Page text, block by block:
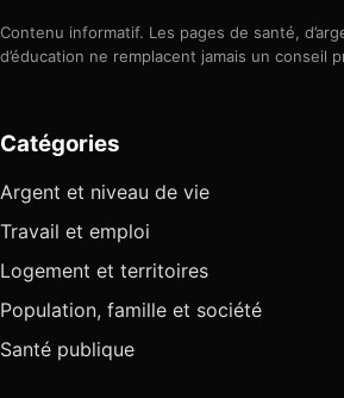
Contenu informatif. Les pages de santé,
d’éducation ne remplacent jamais un conseil
Catégories
Argent et niveau de vie
Travail et emploi
Logement et territoires
Population, famille et société
Santé publique